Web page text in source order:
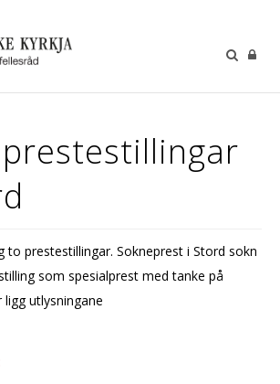
to prestestillingar. Sokneprest i Stord sokn
som spesialprest med tanke på
utlysningane